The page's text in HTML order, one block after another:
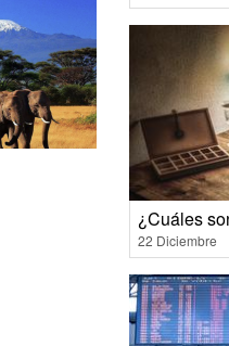
¿Cuáles
22 Diciembre